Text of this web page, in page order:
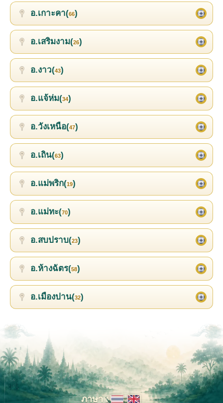
อ.เกาะคา(66)
อ.เสริมงาม(26)
อ.งาว(43)
อ.แจ้ห่ม(34)
อ.วังเหนือ(47)
อ.เถิน(63)
อ.แม่พริก(19)
อ.แม่ทะ(70)
อ.สบปราบ(23)
อ.ห้างฉัตร(58)
อ.เมืองปาน(32)
ภาษา :